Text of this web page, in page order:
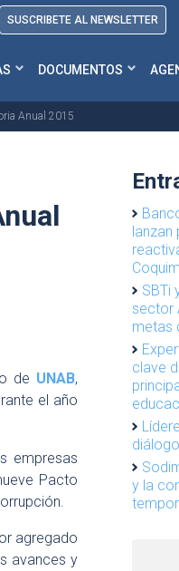
SUSCRIBETE AL NEWSLETTER
DOCUMENTOS
Anual 2015
de UNAB,
el año
empresas
Pacto
agregado
avances y
lanzan
SBTi
sector
metas
clave
y la